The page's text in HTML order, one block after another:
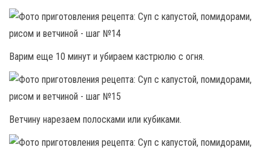
Варим еще 10 минут и убираем кастрюлю с огня.
Ветчину нарезаем полосками или кубиками.